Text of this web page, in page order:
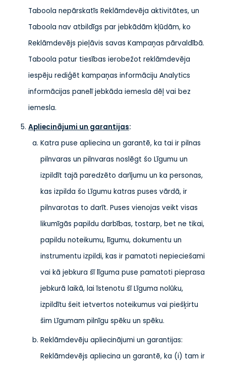
Taboola nepārskatīs Reklāmdevēja aktivitātes, un
Taboola nav atbildīgs par jebkādām kļūdām, ko
Reklāmdevējs pieļāvis savas Kampaņas pārvaldībā.
Taboola patur tiesības ierobežot reklāmdevēja
iespēju rediģēt kampaņas informāciju Analytics
informācijas panelī jebkāda iemesla dēļ vai bez
iemesla.
Apliecinājumi un garantijas:
Katra puse apliecina un garantē, ka tai ir pilnas
pilnvaras un pilnvaras noslēgt šo Līgumu un
izpildīt tajā paredzēto darījumu un ka personas,
kas izpilda šo Līgumu katras puses vārdā, ir
pilnvarotas to darīt. Puses vienojas veikt visas
likumīgās papildu darbības, tostarp, bet ne tikai,
papildu noteikumu, līgumu, dokumentu un
instrumentu izpildi, kas ir pamatoti nepieciešami
vai kā jebkura šī līguma puse pamatoti pieprasa
jebkurā laikā, lai īstenotu šī Līguma nolūku,
izpildītu šeit ietvertos noteikumus vai piešķirtu
šim Līgumam pilnīgu spēku un spēku.
Reklāmdevēju apliecinājumi un garantijas:
Reklāmdevējs apliecina un garantē, ka (i) tam ir